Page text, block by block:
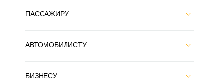
ПАССАЖИРУ
АВТОМОБИЛИСТУ
БИЗНЕСУ